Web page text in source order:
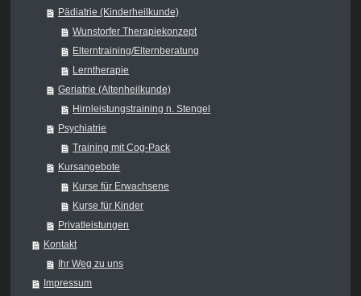
Pädiatrie (Kinderheilkunde)
Wunstorfer Therapiekonzept
Elterntraining/Elternberatung
Lerntherapie
Geriatrie (Altenheilkunde)
Hirnleistungstraining n. Stengel
Psychiatrie
Training mit Cog-Pack
Kursangebote
Kurse für Erwachsene
Kurse für Kinder
Privatleistungen
Kontakt
Ihr Weg zu uns
Impressum